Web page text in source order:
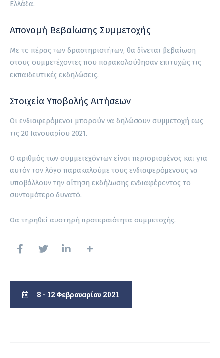
Ελλάδα.
Απονομή Βεβαίωσης Συμμετοχής
Με το πέρας των δραστηριοτήτων, θα δίνεται βεβαίωση
στους συμμετέχοντες που παρακολούθησαν επιτυχώς τις
εκπαιδευτικές εκδηλώσεις.
Στοιχεία Υποβολής Αιτήσεων
Οι ενδιαφερόμενοι μπορούν να δηλώσουν συμμετοχή έως
τις 20 Ιανουαρίου 2021.
Ο αριθμός των συμμετεχόντων είναι περιορισμένος και για
αυτόν τον λόγο παρακαλούμε τους ενδιαφερόμενους να
υποβάλλουν την αίτηση εκδήλωσης ενδιαφέροντος το
συντομότερο δυνατό.
Θα τηρηθεί αυστηρή προτεραιότητα συμμετοχής.
8 - 12 Φεβρουαρίου 2021